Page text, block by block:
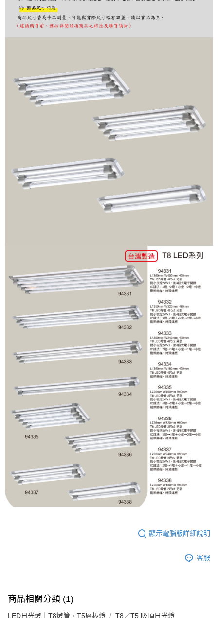
購買商品的店家。未經商家同意取消之訂單仍視為有效，需透過AFTEE先享
後付繳納相關費用。
※ 交易是否成功請以「AFTEE先享後付 」之結帳頁面顯示為準，若有關於
１．透過由恩沛科技股份有限公司提供之「AFTEE先享後付」服務完成之交
易，需依本服務之必要範圍內提供個人資料，並將交易相關給付款項請求債
權轉讓予恩沛科技股份有限公司。
２．關於個人資料處理事宜，請瀏覽以下網址：
https://aftee.tw/terms/#terms3
３．未成年的使用者請事先徵得法定代理人或監護人之同意方可使用
「AFTEE先享後付」，若未經同意申辦者引起之損失，本公司不負相關責
４．使用「AFTEE先享後付」時，將依據個別帳號之用戶狀況，依本公司即
５．嚴禁一人註冊多個帳號或使用他人資訊註冊。若發現惡意使用之情形，
恩沛科技股份有限公司將有權停止該用戶之使用額度並採取法律行動。
顯示電腦版詳細說明
客服
商品相關分類 (1)
LED日光燈｜T8燈管、T5層板燈 T8／T5 吸頂日光燈